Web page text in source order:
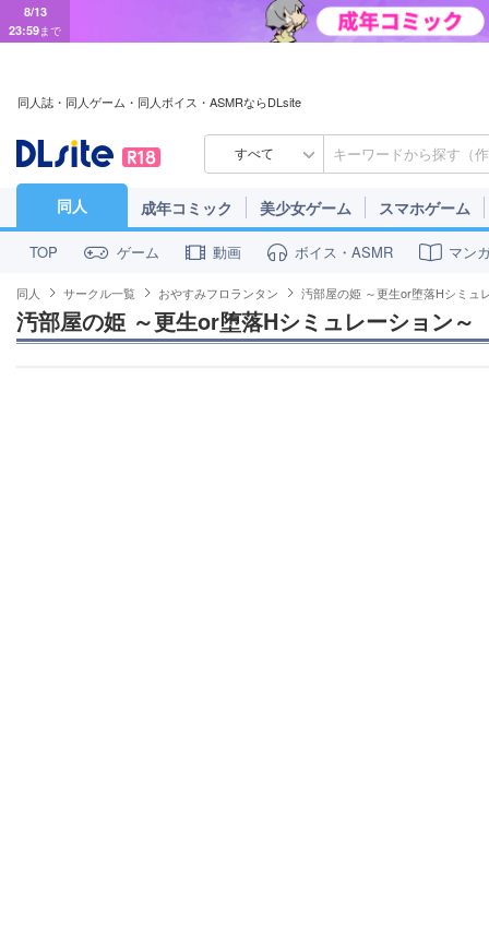
8/13
23:59まで
同人誌・同人ゲーム・同人ボイス・ASMRならDLsite
すべて
同人 成年コミック 美少女ゲーム スマホゲーム
TOP ゲーム 動画 ボイス・ASMR マン
同人 サークル一覧 おやすみフロランタン 汚部屋の姫 ～更生or堕落Hシミュ
汚部屋の姫 ～更生or堕落Hシミュレーション～